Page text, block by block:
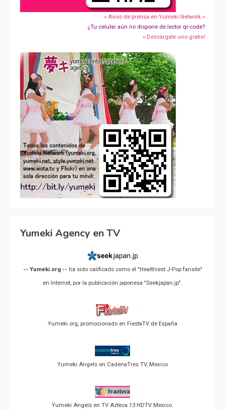
» Aviso de prensa en Yumeki Network »
¿Tu celular aún no dispone de lector qr-code?
» Descárgate uno gratis!
Yumeki Agency en TV
-- Yumeki.org -- ha sido calificado como el "Healthiest J-Pop fansite"
en Internet, por la publicación japonesa "Seekjapan.jp".
Yumeki.org, promocionado en FiestaTV de España
Yumeki Angels en CadenaTres TV, Mexico
Yumeki Angels en TV Azteca 13 HDTV Mexico.